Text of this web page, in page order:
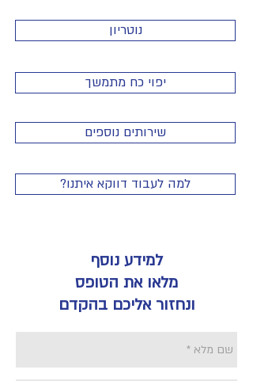
נוטריון
יפוי כח מתמשך
שירותים נוספים
?למה לעבוד דווקא איתנו
למידע נוסף
מלאו את הטופס
ונחזור אליכם בהקדם